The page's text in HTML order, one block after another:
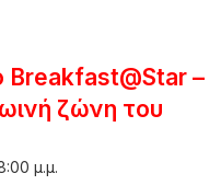
Breakfast@Star –
ζώνη του
μ.μ.